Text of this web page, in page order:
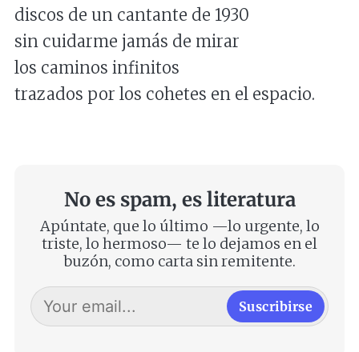
discos de un cantante de 1930
sin cuidarme jamás de mirar
los caminos infinitos
trazados por los cohetes en el espacio.
No es spam, es literatura
Apúntate, que lo último —lo urgente, lo
triste, lo hermoso— te lo dejamos en el
buzón, como carta sin remitente.
Suscribirse